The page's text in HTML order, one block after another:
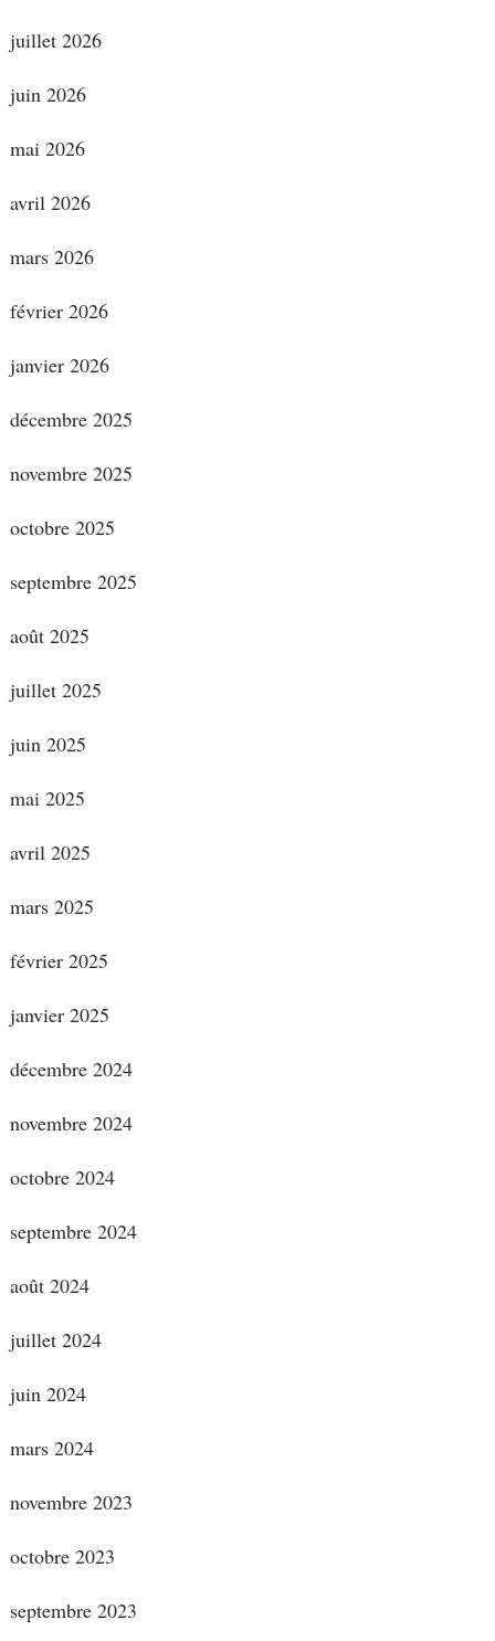
juillet 2026
juin 2026
mai 2026
avril 2026
mars 2026
février 2026
janvier 2026
décembre 2025
novembre 2025
octobre 2025
septembre 2025
août 2025
juillet 2025
juin 2025
mai 2025
avril 2025
mars 2025
février 2025
janvier 2025
décembre 2024
novembre 2024
octobre 2024
septembre 2024
août 2024
juillet 2024
juin 2024
mars 2024
novembre 2023
octobre 2023
septembre 2023